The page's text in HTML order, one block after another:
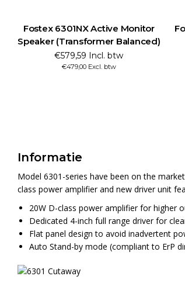
Fostex 6301NX Active Monitor
Speaker (Transformer Balanced)
€579,59 Incl. btw
€479,00 Excl. btw
Informatie
Model 6301-series have been on the
class power amplifier and new driver unit
20W D-class power amplifier for higher
Dedicated 4-inch full range driver for
Flat panel design to avoid inadvertent
Auto Stand-by mode (compliant to ErP